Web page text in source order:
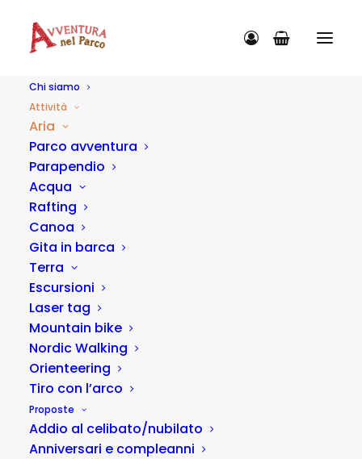
Chi siamo
Attività
Aria
Parco avventura
Parapendio
Acqua
Rafting
Canoa
Gita in barca
Terra
Escursioni
Laser tag
Mountain bike
Nordic Walking
Orienteering
Tiro con l’arco
Proposte
Addio al celibato/nubilato
Anniversari e compleanni
CATEGORIE ATTIVITÀ